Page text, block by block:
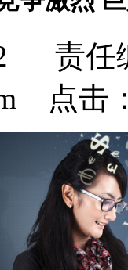
责
点击